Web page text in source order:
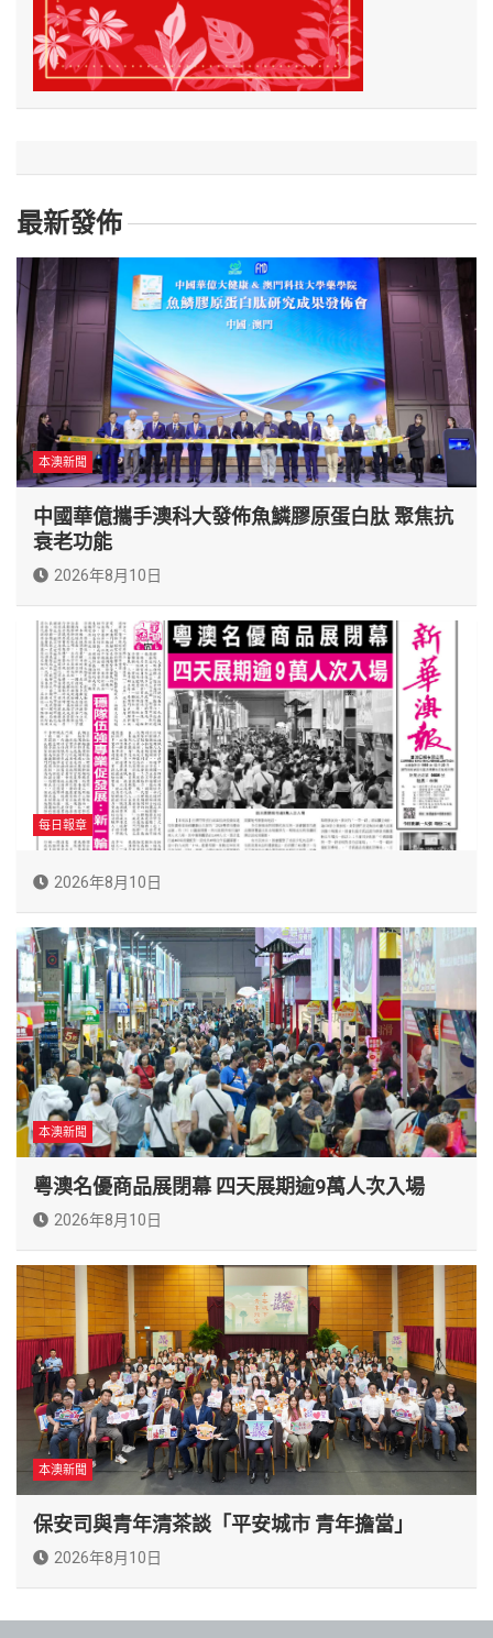
最新發佈
本澳新聞
中國華億攜手澳科大發佈魚鱗膠原蛋白肽 聚焦抗
衰老功能
2026年8月10日
每日報章
2026年8月10日
本澳新聞
粵澳名優商品展閉幕 四天展期逾9萬人次入場
2026年8月10日
本澳新聞
保安司與青年清茶談「平安城市 青年擔當」
2026年8月10日